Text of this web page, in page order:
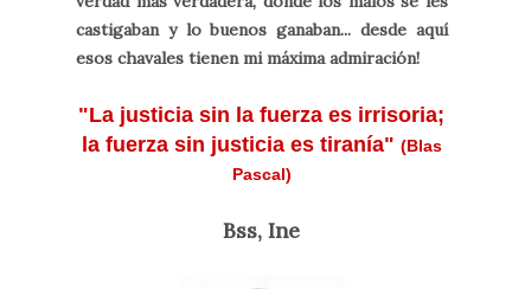
castigaban y lo buenos ganaban... desde aquí
esos chavales tienen mi máxima admiración!
"La justicia sin la fuerza es irrisoria;
la fuerza sin justicia es tiranía" (Blas
Pascal)
Bss, Ine